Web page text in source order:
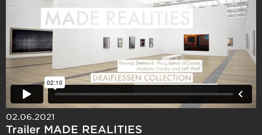
02.06.2021
Trailer MADE REALITIES